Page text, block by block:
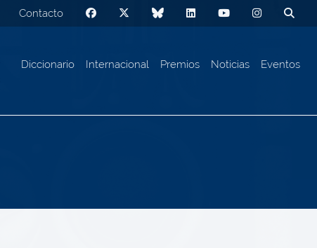
Contacto
Diccionario Internacional Premios Noticias Eventos